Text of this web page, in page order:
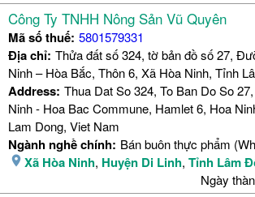
Công Ty TNHH Nông Sản Vũ Quyên
Mã số thuế: 5801579331
Địa chỉ: Thửa đất số 324, tờ bản đồ số 27,
Ninh – Hòa Bắc, Thôn 6, Xã Hòa Ninh, Tỉnh
Address: Thua Dat So 324, To Ban Do So
Ninh - Hoa Bac Commune, Hamlet 6, Hoa
Lam Dong, Viet Nam
Ngành nghề chính: Bán buôn thực phẩm
Xã Hòa Ninh, Huyện Di Linh, Tỉnh Lâm
Ngày